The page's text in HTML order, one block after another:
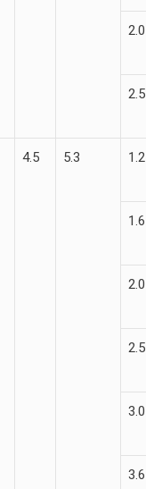
2.0
2.5
4.5 5.3 1.2
1.6
2.0
2.5
3.0
3.6